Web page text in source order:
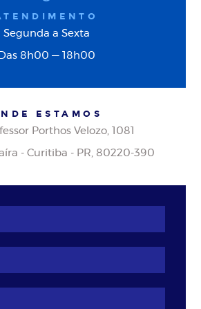
Segunda a Sexta
Das 8h00 — 18h00
ESTAMOS
Porthos Velozo, 1081
- Curitiba - PR, 80220-390